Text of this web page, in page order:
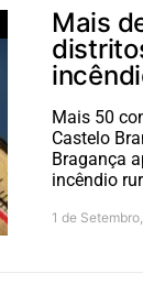
Mais
Mais 50
Castelo
Bragança
incêndio
1 de